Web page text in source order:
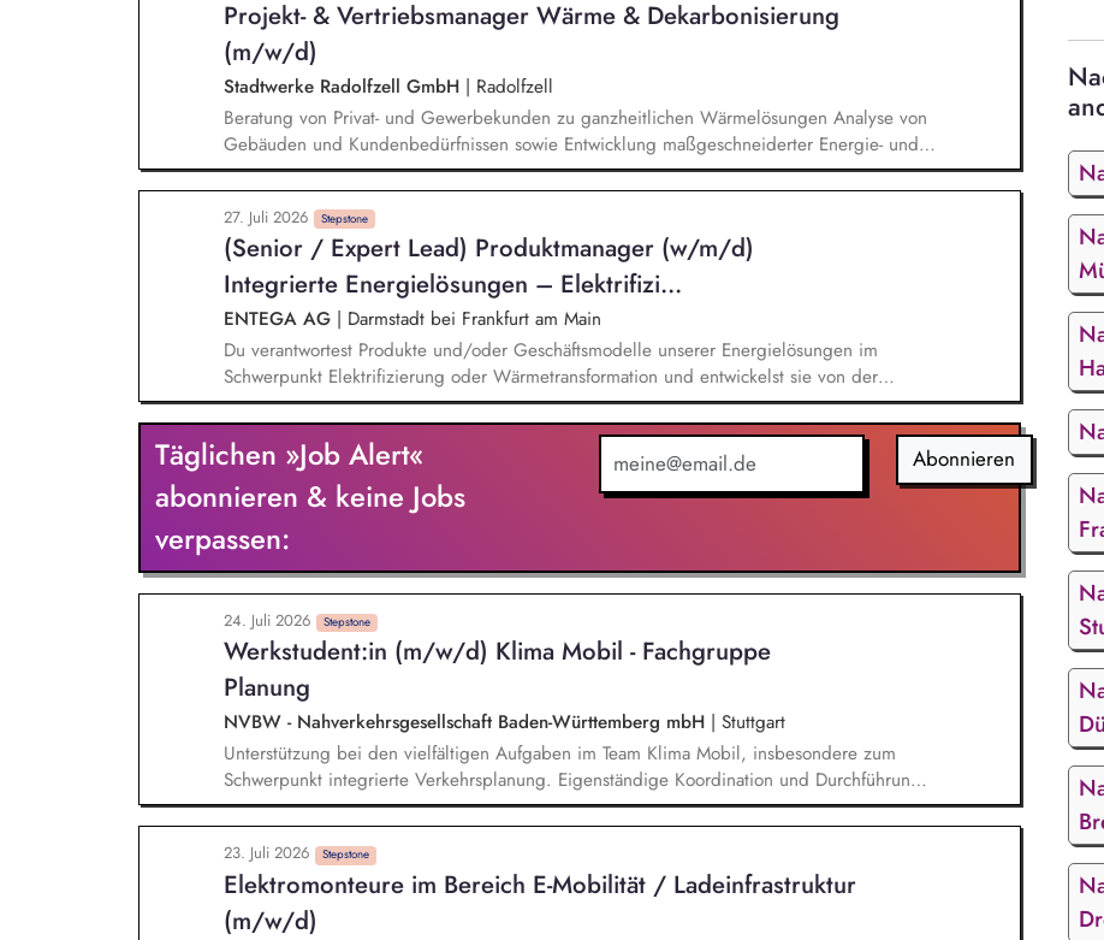
innovativer Geschäftsmodelle für nachhaltige Lösungen im Verkehrs- und Energiesektor.
Projekt- & Vertriebsmanager Wärme & Dekarbonisierung
(m/w/d)
Stadtwerke Radolfzell GmbH | Radolfzell
Beratung von Privat- und Gewerbekunden zu ganzheitlichen Wärmelösungen Analyse von
Gebäuden und Kundenbedürfnissen sowie Entwicklung maßgeschneiderter Energie- und
Versorgungskonzepte Erstellung, Präsentation und aktive Nachverfolgung von Angeboten
Ganzheitliche Begleitung der Kunden – vom Erstkontakt bis zum Vertragsabschluss sowie
der Nachbetreuung Eigenverantwortliche Steuerung und Umsetzung von Projekten
27. Juli 2026 Stepstone
(Senior / Expert Lead) Produktmanager (w/m/d)
Integrierte Energielösungen – Elektrifizi...
ENTEGA AG | Darmstadt bei Frankfurt am Main
Du verantwortest Produkte und/oder Geschäftsmodelle unserer Energielösungen im
Schwerpunkt Elektrifizierung oder Wärmetransformation und entwickelst sie von der
Marktanforderung bis zur Einführung und Skalierung weiter. Du steuerst den
wirtschaftlichen und marktseitigen Erfolg deiner Produkte anhand relevanter Kennzahlen
wie Umsatz, Ergebnisbeitrag und Kundenakzeptanz und leitest daraus Maßnahmen ab. Du
analysierst Kundenbedürfnisse, Marktpotenziale, Wettbewerbsstrategien sowie technische
und energiewirtschaftliche Entwicklungen und übersetzt sie in Produktstrategien, Business
Cases und Roadmaps.
Täglichen »Job Alert«
abonnieren & keine Jobs
verpassen:
Abonnieren
24. Juli 2026 Stepstone
Werkstudent:in (m/w/d) Klima Mobil - Fachgruppe
Planung
NVBW - Nahverkehrsgesellschaft Baden-Württemberg mbH | Stuttgart
Unterstützung bei den vielfältigen Aufgaben im Team Klima Mobil, insbesondere zum
Schwerpunkt integrierte Verkehrsplanung. Eigenständige Koordination und Durchführung
von Teilprojekten. Erstellung von Kommunikationsmaterialien sowie Websitepflege und -
weiterentwicklung. Unterstützung bei der Vorbereitung und Durchführung von Workshops
und Fachveranstaltungen (online und in Präsenz). Recherchetätigkeiten und Erstellung
sowie Pflege von thematischen Übersichten und Datenbanken.
23. Juli 2026 Stepstone
Elektromonteure im Bereich E-Mobilität / Ladeinfrastruktur
(m/w/d)